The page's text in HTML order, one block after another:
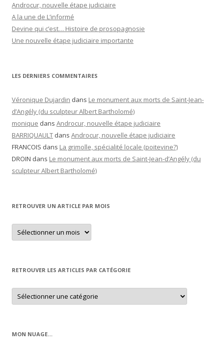
Androcur, nouvelle étape judiciaire
A la une de L’informé
Devine qui c’est… Histoire de prosopagnosie
Une nouvelle étape judiciaire importante
LES DERNIERS COMMENTAIRES
Véronique Dujardin dans Le monument aux morts de Saint-Jean-
d’Angély (du sculpteur Albert Bartholomé)
monique dans Androcur, nouvelle étape judiciaire
BARRIQUAULT dans Androcur, nouvelle étape judiciaire
FRANCOIS dans La grimolle, spécialité locale (poitevine?)
DROIN dans Le monument aux morts de Saint-Jean-d’Angély (du
sculpteur Albert Bartholomé)
RETROUVER UN ARTICLE PAR MOIS
Retrouver
un
article
RETROUVER LES ARTICLES PAR CATÉGORIE
Retrouver
les
articles
MON NUAGE…